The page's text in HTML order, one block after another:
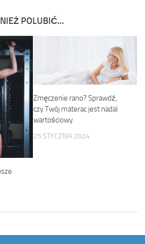
POLUBIĆ…
Zmęczenie rano? Sprawdź,
czy Twój materac jest nadal
wartościowy
25 STYCZNIA 2024